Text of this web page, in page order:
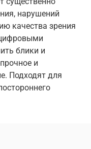
нарушений
качества зрения
блики и
и
Подходят для